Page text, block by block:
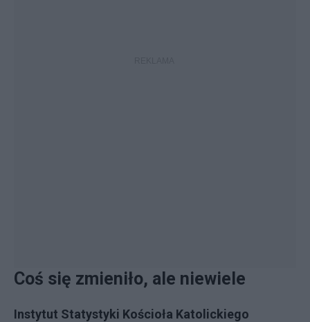
Coś się zmieniło, ale niewiele
Instytut Statystyki Kościoła Katolickiego